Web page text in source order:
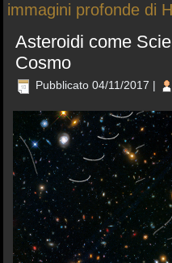
immagini profonde di
Asteroidi come
Cosmo
Pubblicato 04/11/2017 |